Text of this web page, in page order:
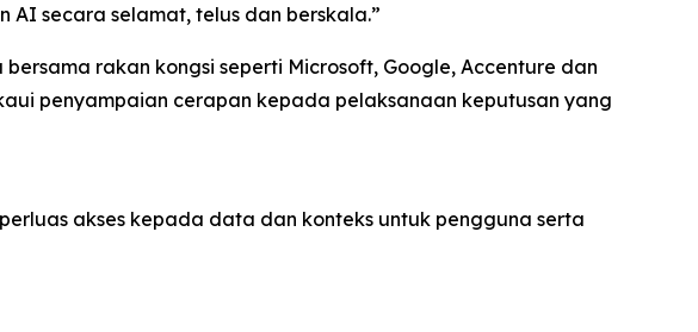
secara selamat, telus dan berskala.”
rakan kongsi seperti Microsoft, Google, Accenture dan
penyampaian cerapan kepada pelaksanaan keputusan yang
akses kepada data dan konteks untuk pengguna serta